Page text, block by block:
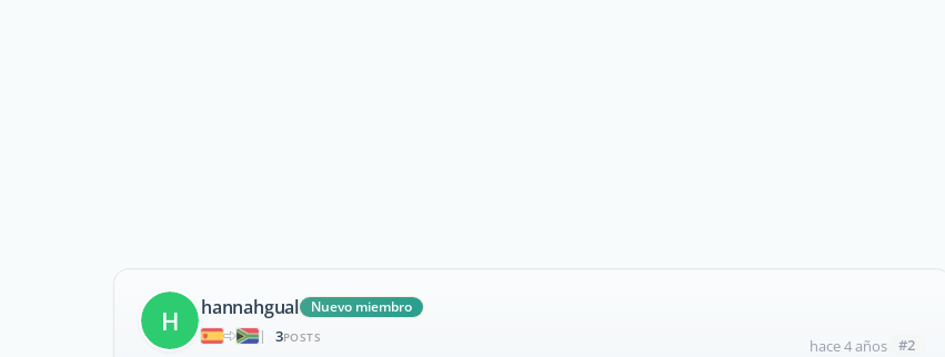
H hannahgual
Nuevo miembro
|
3POSTS hace 4 años #2